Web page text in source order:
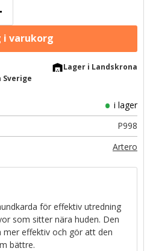
warehouseLager i Landskrona
i lager
P998
Artero
för effektiv utredning
som sitter nära huden. Den
effektiv och gör att den
bättre.